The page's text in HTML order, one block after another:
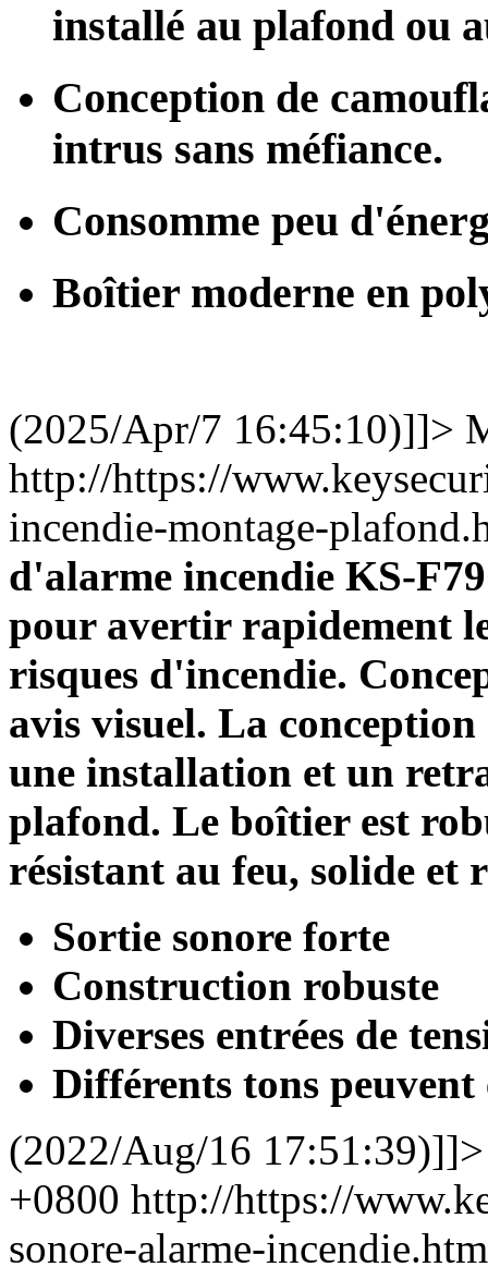
installé au plafond ou
Conception de
intrus sans méfiance.
Consomme peu
Boîtier moderne en
(2025/Apr/7 16:45:10)]]>
http://https://
incendie-montage-
d'alarme incendie KS-
pour avertir rapidement
risques d'incendie.
avis visuel. La conception
une installation et un
plafond. Le boîtier est
résistant au feu, solide et
Sortie sonore forte
Construction robuste
Diverses entrées de
Différents tons peuvent
(2022/Aug/16 17:51:39)]]>
+0800 http://https://
sonore-alarme-